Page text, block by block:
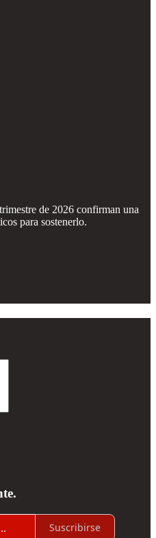
de 2026 confirman una
para sostenerlo.
Suscribirse